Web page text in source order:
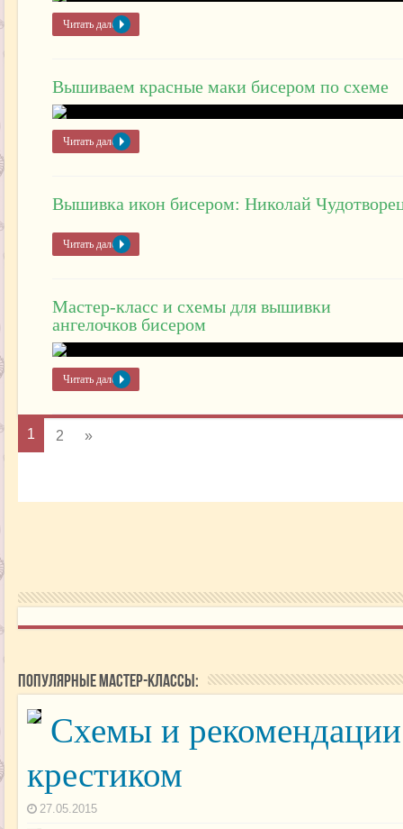
Читать далее »
Вышиваем красные маки бисером по схеме
Читать далее »
Вышивка икон бисером: Николай
Читать далее »
Мастер-класс и схемы для вышивки
ангелочков бисером
Читать далее »
1 2 »
Популярные мастер-классы:
Схемы и
крестиком
27.05.2015